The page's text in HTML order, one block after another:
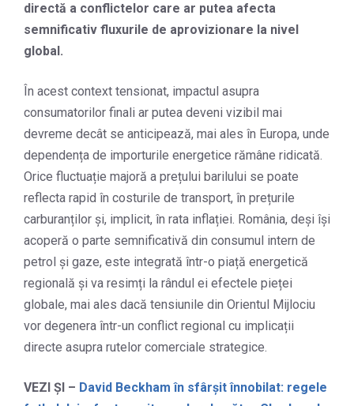
directă a conflictelor care ar putea afecta
semnificativ fluxurile de aprovizionare la nivel
global.
În acest context tensionat, impactul asupra
consumatorilor finali ar putea deveni vizibil mai
devreme decât se anticipează, mai ales în Europa, unde
dependența de importurile energetice rămâne ridicată.
Orice fluctuație majoră a prețului barilului se poate
reflecta rapid în costurile de transport, în prețurile
carburanților și, implicit, în rata inflației. România, deși își
acoperă o parte semnificativă din consumul intern de
petrol și gaze, este integrată într-o piață energetică
regională și va resimți la rândul ei efectele pieței
globale, mai ales dacă tensiunile din Orientul Mijlociu
vor degenera într-un conflict regional cu implicații
directe asupra rutelor comerciale strategice.
VEZI ȘI – David Beckham în sfârșit înnobilat: regele